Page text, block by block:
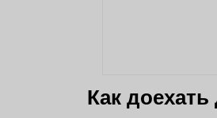
Как